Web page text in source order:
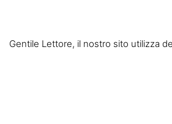
Gentile Lettore, il nostro sito utilizza